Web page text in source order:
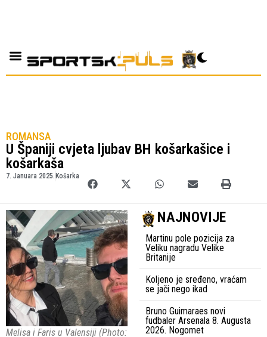
ROMANSA
U Španiji cvjeta ljubav BH košarkašice i
košarkaša
7. Januara 2025. Košarka
Melisa i Faris u Valensiji (Photo:
NAJNOVIJE
Martinu pole pozicija za
Veliku nagradu Velike
Britanije
Koljeno je sređeno, vraćam
se jači nego ikad
Bruno Guimaraes novi
fudbaler Arsenala 8. Augusta
2026. Nogomet